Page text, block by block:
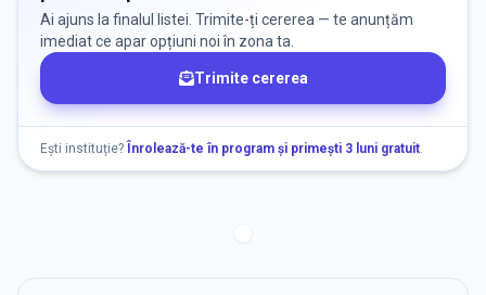
Ai ajuns la finalul listei. Trimite-ți cererea — te anunțăm
imediat ce apar opțiuni noi în zona ta.
Trimite cererea
Ești instituție? Înrolează-te în program și primești 3 luni gratuit.